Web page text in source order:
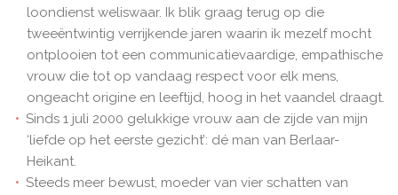
loondienst weliswaar. Ik blik graag terug op die
tweeëntwintig verrijkende jaren waarin ik mezelf mocht
ontplooien tot een communicatievaardige, empathische
vrouw die tot op vandaag respect voor elk mens,
ongeacht origine en leeftijd, hoog in het vaandel draagt.
Sinds 1 juli 2000 gelukkige vrouw aan de zijde van mijn
‘liefde op het eerste gezicht’: dé man van Berlaar-
Heikant.
Steeds meer bewust, moeder van vier schatten van